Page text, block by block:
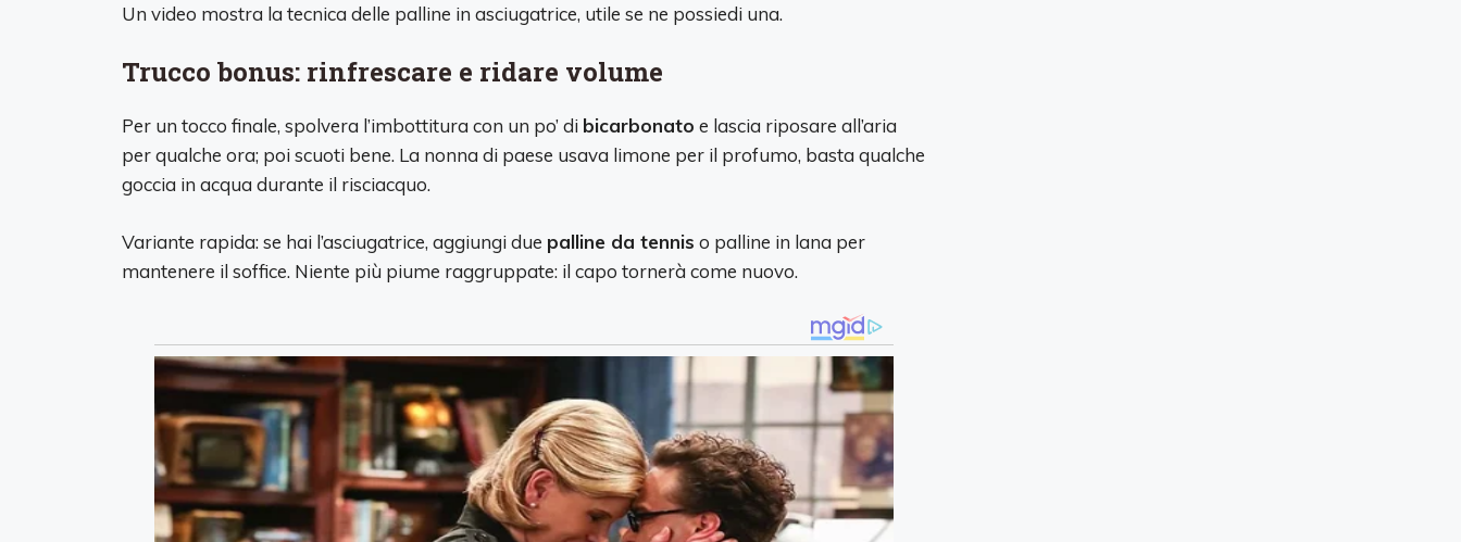
Un video mostra la tecnica delle palline in asciugatrice, utile se ne possiedi una.
Trucco bonus: rinfrescare e ridare volume
Per un tocco finale, spolvera l’imbottitura con un po’ di bicarbonato e lascia riposare all’aria
per qualche ora; poi scuoti bene. La nonna di paese usava limone per il profumo, basta qualche
goccia in acqua durante il risciacquo.
Variante rapida: se hai l’asciugatrice, aggiungi due palline da tennis o palline in lana per
mantenere il soffice. Niente più piume raggruppate: il capo tornerà come nuovo.